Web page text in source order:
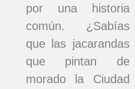
por una historia
común. ¿Sabías
que las jacarandas
que pintan de
morado la Ciudad